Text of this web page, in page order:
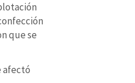
que se
afectó